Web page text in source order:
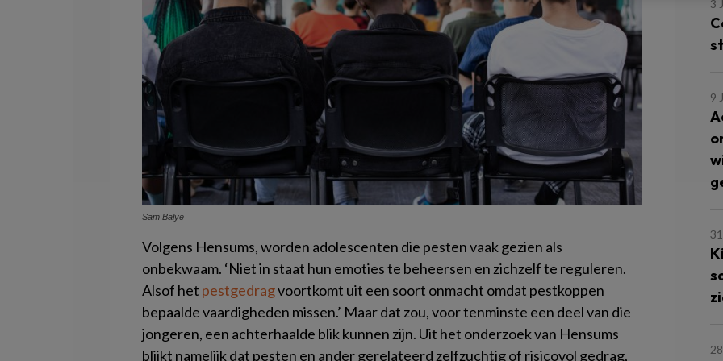
Sam Balye
Volgens Hensums, worden adolescenten die pesten vaak gezien als
onbekwaam. ‘Niet in staat hun emoties te beheersen en zichzelf te reguleren.
Alsof het pestgedragvoortkomt uit een soort onmacht omdat pestkoppen
bepaalde vaardigheden missen.’ Maar dat zou, voor tenminste een deel van die
jongeren, een achterhaalde blik kunnen zijn. Uit het onderzoek van Hensums
blijkt namelijk dat pesten en ander gerelateerd zelfzuchtig of risicovol gedrag,
3
9